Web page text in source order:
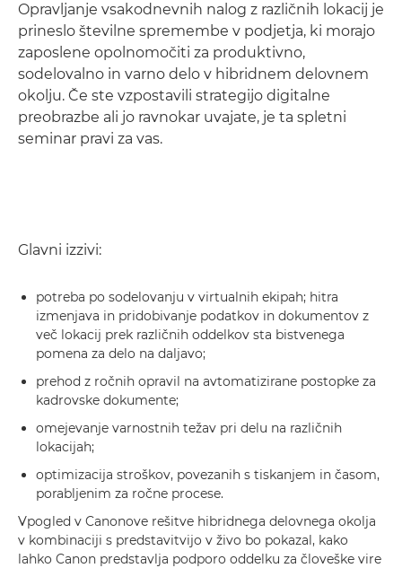
Opravljanje vsakodnevnih nalog z različnih lokacij je
prineslo številne spremembe v podjetja, ki morajo
zaposlene opolnomočiti za produktivno,
sodelovalno in varno delo v hibridnem delovnem
okolju. Če ste vzpostavili strategijo digitalne
preobrazbe ali jo ravnokar uvajate, je ta spletni
seminar pravi za vas.
Glavni izzivi:
potreba po sodelovanju v virtualnih ekipah; hitra
izmenjava in pridobivanje podatkov in dokumentov z
več lokacij prek različnih oddelkov sta bistvenega
pomena za delo na daljavo;
prehod z ročnih opravil na avtomatizirane postopke za
kadrovske dokumente;
omejevanje varnostnih težav pri delu na različnih
lokacijah;
optimizacija stroškov, povezanih s tiskanjem in časom,
porabljenim za ročne procese.
Vpogled v Canonove rešitve hibridnega delovnega okolja
v kombinaciji s predstavitvijo v živo bo pokazal, kako
lahko Canon predstavlja podporo oddelku za človeške vire